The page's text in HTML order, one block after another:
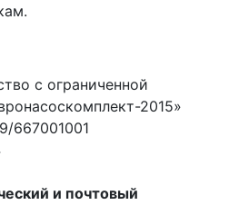
с ограниченной
2015»
667001001
и почтовый